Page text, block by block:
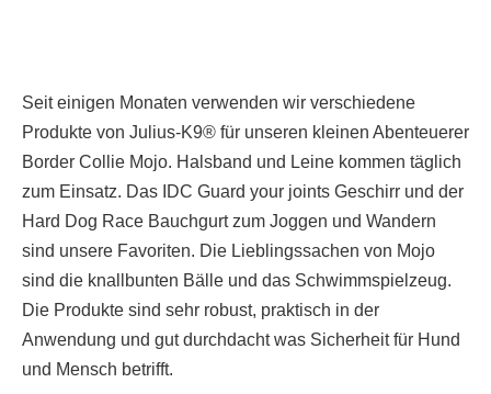
Seit einigen Monaten verwenden wir verschiedene
Produkte von Julius-K9® für unseren kleinen Abenteuerer
Border Collie Mojo. Halsband und Leine kommen täglich
zum Einsatz. Das IDC Guard your joints Geschirr und der
Hard Dog Race Bauchgurt zum Joggen und Wandern
sind unsere Favoriten. Die Lieblingssachen von Mojo
sind die knallbunten Bälle und das Schwimmspielzeug.
Die Produkte sind sehr robust, praktisch in der
Anwendung und gut durchdacht was Sicherheit für Hund
und Mensch betrifft.